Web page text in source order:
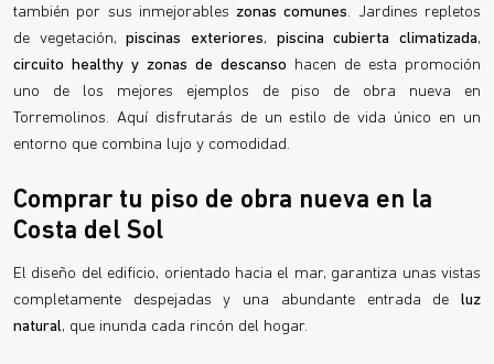
también por sus inmejorableszonas comunes. Jardines repletos
de vegetación,piscinas exteriores, piscina cubierta climatizada,
circuito healthy y zonas de descanso hacen de esta promoción
uno de los mejores ejemplos de piso de obra nueva en
Torremolinos. Aquí disfrutarás de un estilo de vida único en un
entorno que combina lujo y comodidad.
Comprar tu piso de obra nueva en la
Costa del Sol
El diseño del edificio, orientado hacia el mar, garantiza unas vistas
completamente despejadas y una abundante entrada de luz
natural, que inunda cada rincón del hogar.